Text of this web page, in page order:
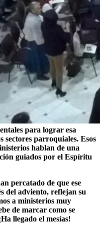
para lograr esa
sectores parroquiales. Esos
hablan de una
guiados por el Espíritu
percatado de que ese
del adviento, reflejan su
a ministerios muy
de marcar como se
llegado el mesías!